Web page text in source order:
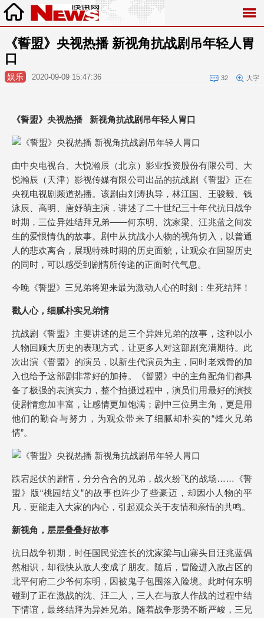
《誓盟》央视热播 新视角抗战剧吊年轻人胃
口
娱乐 2020-09-09 15:47:36 32 大字
《誓盟》央视热播 新视角抗战剧吊年轻人胃口
由中央电视台、大悦瀚辰（北京）影业投资股份有限公司、大
悦瀚辰（天津）影视传媒有限公司出品的抗战剧《誓盟》正在
央视电视剧频道热播。该剧由刘涛执导，林江国、王骏毅、钱
泳辰、高明、唐妤萌主演，讲述了二十世纪三十年代抗日战争
时期，三位异姓结拜兄弟——何东明、沈家梁、汪兆蓝之间发
生的爱恨情仇的故事。剧中从抗战小人物的视角切入，以普通
人的悲欢离合，展现特殊时期的历史面貌，让观众在回望历史
的同时，可以感受到剧情所传递的正面时代气息。
今晚《誓盟》三兄弟将迎来最为激动人心的时刻：生死结拜！
戳人心，细腻朴实兄弟情
抗战剧《誓盟》主要讲述的是三个异姓兄弟的故事，这种以小
人物回顾大历史的表现方式，让更多人对这部剧充满期待。此
次出演《誓盟》的演员，以新生代演员为主，同时老戏骨的加
入也给予这部剧非常好的加持。《誓盟》中的主角配角们都具
备了极强的表演实力，整个拍摄过程中，演员们用最好的演技
使剧情愈加丰富，让感情更加饱满；剧中三位男主角，更是用
他们的勤奋与努力，为观众带来了细腻却朴实的“烽火兄弟
情”。
跌宕起伏的剧情，分分合合的兄弟，战火纷飞的战场……《誓
盟》版“桃园结义”的故事也许少了些豪迈，却因小人物的平
凡，更能走入大家的内心，引起观众关于友情和亲情的共鸣。
新视角，层层叠叠好故事
抗日战争初期，时任国民党连长的沈家梁与山寨头目汪兆蓝偶
然相识，却很快从敌人变成了朋友。随后，冒险进入敌占区的
北平何府二少爷何东明，因被鬼子包围落入险境。此时何东明
碰到了正在激战的沈、汪二人，三人在与敌人作战的过程中结
下情谊，最终结拜为异姓兄弟。随着战争形势不断严峻，三兄